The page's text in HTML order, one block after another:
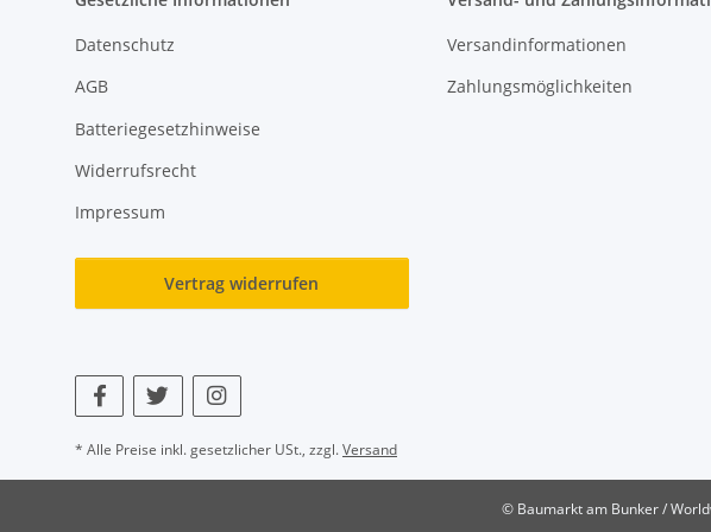
Datenschutz
AGB
Batteriegesetzhinweise
Widerrufsrecht
Impressum
Vertrag widerrufen
Versandinformationen
Zahlungsmöglichkeiten
* Alle Preise inkl. gesetzlicher USt., zzgl.Versand
© Baumarkt am Bunker /